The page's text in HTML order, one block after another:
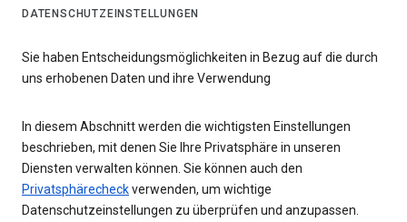
DATENSCHUTZEINSTELLUNGEN
Sie haben Entscheidungsmöglichkeiten in Bezug auf die durch
uns erhobenen Daten und ihre Verwendung
In diesem Abschnitt werden die wichtigsten Einstellungen
beschrieben, mit denen Sie Ihre Privatsphäre in unseren
Diensten verwalten können. Sie können auch den
Privatsphärecheckverwenden, um wichtige
Datenschutzeinstellungen zu überprüfen und anzupassen.